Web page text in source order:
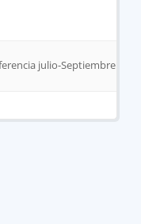
julio-Septiembre 2021